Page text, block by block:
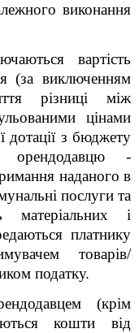
виконання
вартість
(за виключенням
різниці між
цінами
дотації з бюджету
орендодавцю -
наданого в
послуги та
матеріальних і
платнику
товарів/
податку.
(крім
кошти від